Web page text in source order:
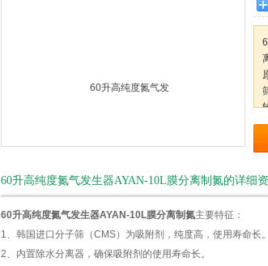
60升高纯度氮气发生器AYAN-10L膜分离制氮的详细资
60升高纯度氮气发生器AYAN-10L膜分离制氮主要特征：
1、韩国进口分子筛（CMS）为吸附剂，纯度高，使用寿命长。
2、内置除水分离器，确保吸附剂的使用寿命长。